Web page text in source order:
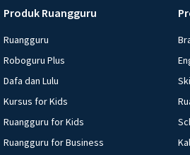
Produk Ruangguru
Ruangguru
Roboguru Plus
Dafa dan Lulu
Kursus for Kids
Ruangguru for Kids
Ruangguru for Business